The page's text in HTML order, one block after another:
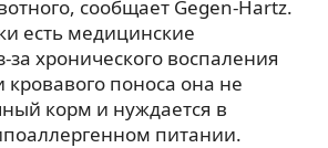
сообщает Gegen-Hartz.
есть медицинские
за хронического воспаления
кровавого поноса она не
корм и нуждается в
питании.